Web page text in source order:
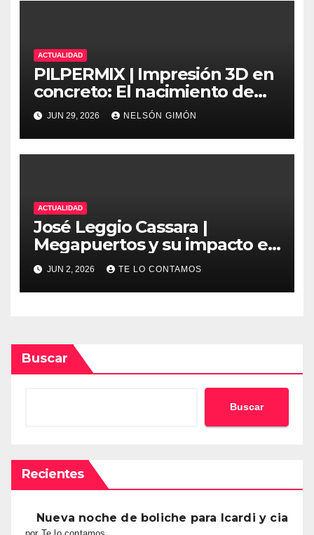
ACTUALIDAD
PILPERMIX | Impresión 3D en
concreto: El nacimiento de
una nueva era arquitectónica
automatizada
JUN 29, 2026 NELSÓN GIMÓN
ACTUALIDAD
José Leggio Cassara |
Megapuertos y su impacto en
el turismo y el comercio
global
JUN 2, 2026 TE LO CONTAMOS
Buscar
Buscar
Recientes
Nueva noche de boliche para Icardi y cia